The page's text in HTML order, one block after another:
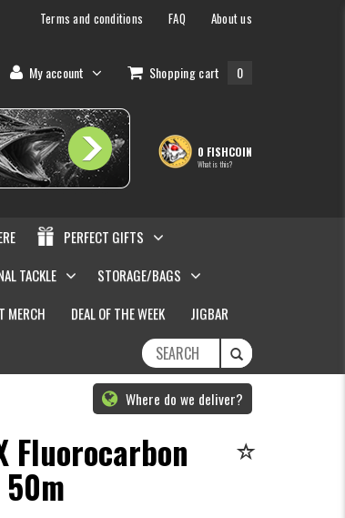
Terms and conditions FAQ About us
My account Shopping cart 0
0 FISHCOIN
What is this?
PERFECT GIFTS
TACKLE
STORAGE/BAGS
MERCH DEAL OF THE WEEK
JIGBAR
Where do we deliver?
Fluorocarbon